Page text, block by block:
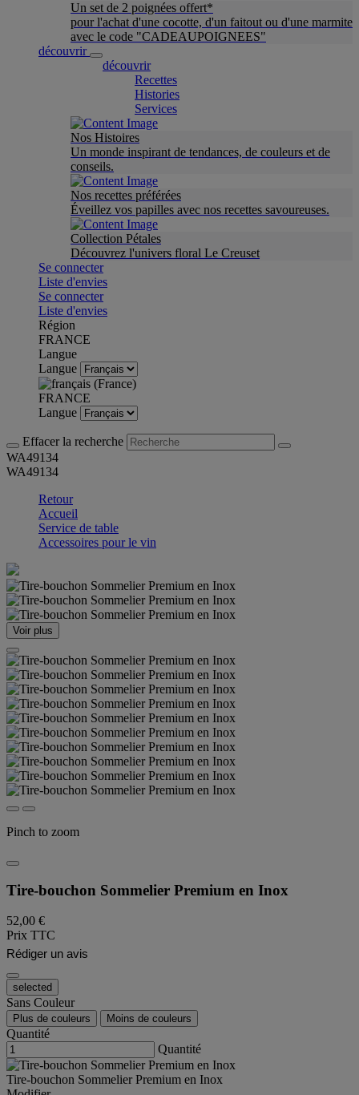
Un set de 2 poignées offert*
pour l'achat d'une cocotte, d'un faitout ou d'une marmite
avec le code "CADEAUPOIGNEES"
découvrir
découvrir
Recettes
Histories
Services
Nos Histoires
Un monde inspirant de tendances, de couleurs et de
conseils.
Nos recettes préférées
Éveillez vos papilles avec nos recettes savoureuses.
Collection Pétales
Découvrez l'univers floral Le Creuset
Se connecter
Liste d'envies
Se connecter
Liste d'envies
Région
FRANCE
Langue
Langue
FRANCE
Langue
Effacer la recherche
WA49134
WA49134
Retour
Accueil
Service de table
Accessoires pour le vin
Voir plus
Pinch to zoom
Tire-bouchon Sommelier Premium en Inox
52,00 €
Prix TTC
Rédiger un avis
selected
Sans Couleur
Plus de couleurs Moins de couleurs
Quantité
Quantité
Tire-bouchon Sommelier Premium en Inox